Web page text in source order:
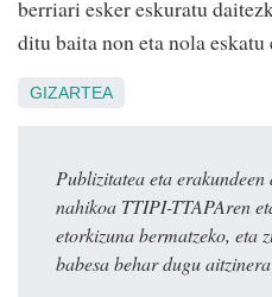
berriari esker eskuratu
ditu baita non eta nola eskatu
GIZARTEA
Publizitatea eta
nahikoa TTIPI-TTAPAren
etorkizuna bermatzeko, eta
babesa behar dugu